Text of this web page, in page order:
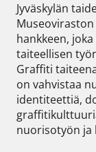
Jyväskylän
hankkeen,
taiteellisen
Graffiti
on vahvistaa
identiteettiä,
nuorisotyön ja